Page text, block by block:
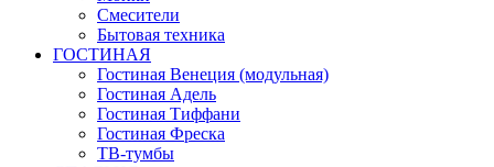
Смесители
Бытовая техника
ГОСТИНАЯ
Гостиная Венеция (модульная)
Гостиная Адель
Гостиная Тиффани
Гостиная Фреска
ТВ-тумбы